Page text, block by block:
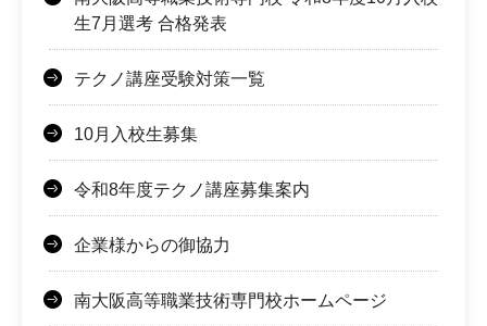
生7月選考 合格発表
テクノ講座受験対策一覧
10月入校生募集
令和8年度テクノ講座募集案内
企業様からの御協力
南大阪高等職業技術専門校ホームページ